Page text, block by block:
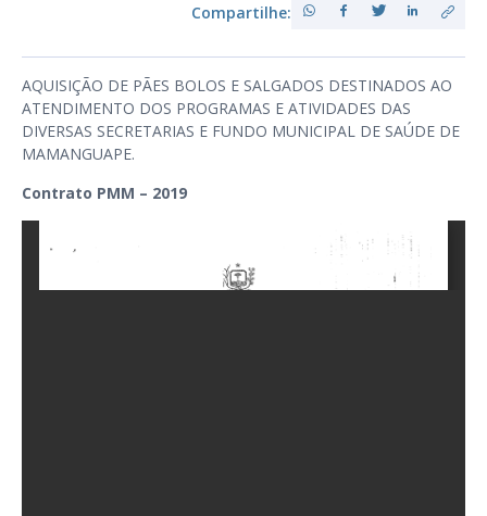
Compartilhe:
AQUISIÇÃO DE PÃES BOLOS E SALGADOS DESTINADOS AO
ATENDIMENTO DOS PROGRAMAS E ATIVIDADES DAS
DIVERSAS SECRETARIAS E FUNDO MUNICIPAL DE SAÚDE DE
MAMANGUAPE.
Contrato PMM – 2019